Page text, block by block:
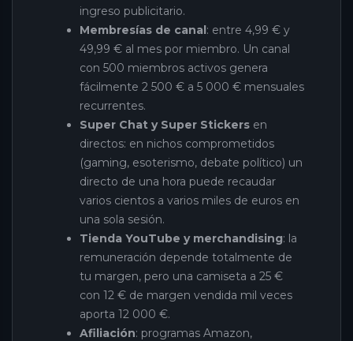
ingreso publicitario.
Membresías de canal: entre 4,99 € y
49,99 € al mes por miembro. Un canal
con 500 miembros activos genera
fácilmente 2 500 € a 5 000 € mensuales
recurrentes.
Super Chat y Super Stickers en
directos: en nichos comprometidos
(gaming, esoterismo, debate político) un
directo de una hora puede recaudar
varios cientos a varios miles de euros en
una sola sesión.
Tienda YouTube y merchandising: la
remuneración depende totalmente de
tu margen, pero una camiseta a 25 €
con 12 € de margen vendida mil veces
aporta 12 000 €.
Afiliación: programas Amazon,